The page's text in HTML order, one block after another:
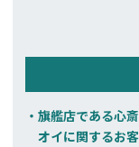
旗艦店である心
オイに関するお